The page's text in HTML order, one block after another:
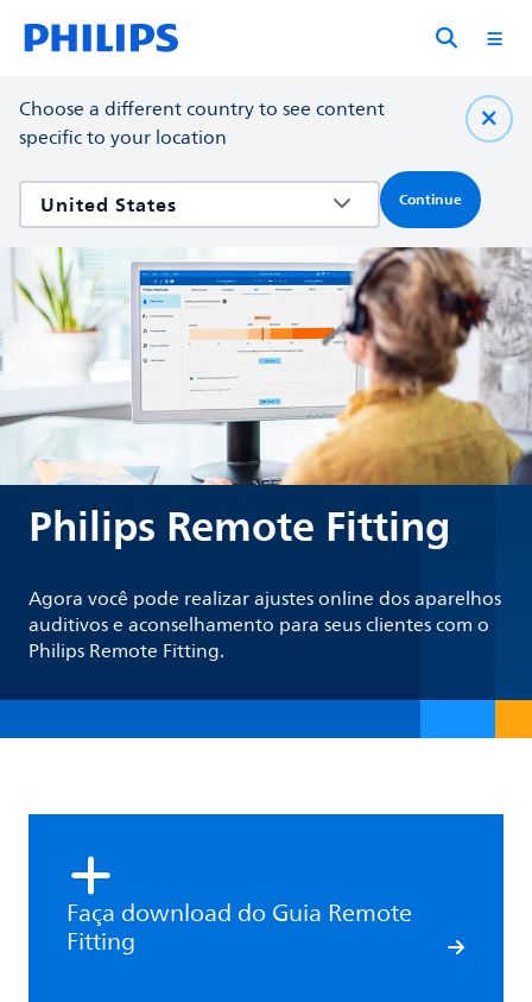
Choose a different country to see content
specific to your location
Continue
Philips Remote Fitting
Agora você pode realizar ajustes online dos aparelhos
auditivos e aconselhamento para seus clientes com o
Philips Remote Fitting.
Faça download do Guia Remote
Fitting